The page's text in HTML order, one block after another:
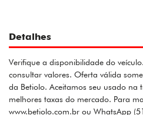
Detalhes
Verifique a disponibilidade do
consultar valores. Oferta válida
da Betiolo. Aceitamos seu usado na
melhores taxas do mercado. Para
www.betiolo.com.br ou WhatsApp